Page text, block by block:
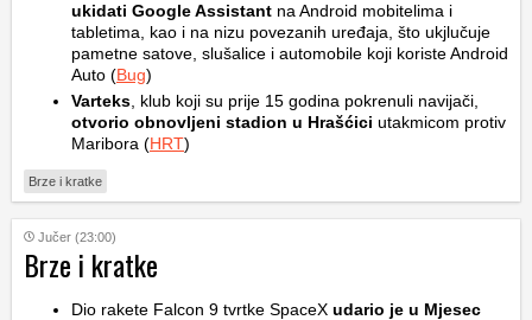
ukidati Google Assistant na Android mobitelima i
tabletima, kao i na nizu povezanih uređaja, što ukjlučuje
pametne satove, slušalice i automobile koji koriste Android
Auto (Bug)
Varteks , klub koji su prije 15 godina pokrenuli navijači,
otvorio obnovljeni stadion u Hrašćici utakmicom protiv
Maribora (HRT)
Brze i kratke
Jučer (23:00)
Brze i kratke
Dio rakete Falcon 9 tvrtke SpaceX udario je u Mjesec